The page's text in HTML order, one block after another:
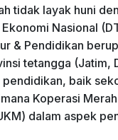
tidak layak huni
Nasional
& Pendidikan
tetangga (Jatim,
baik
Koperasi
dalam aspek